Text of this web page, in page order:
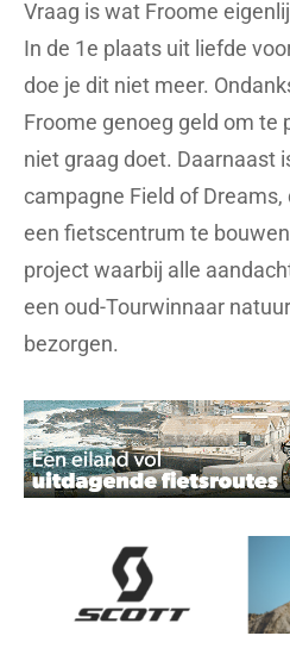
Vraag is wat Froome
In de 1e plaats uit liefde
doe je dit niet meer.
Froome genoeg geld om te
niet graag doet. Daarnaast
campagne Field of
een fietscentrum te
project waarbij alle
een oud-Tourwinnaar
bezorgen.